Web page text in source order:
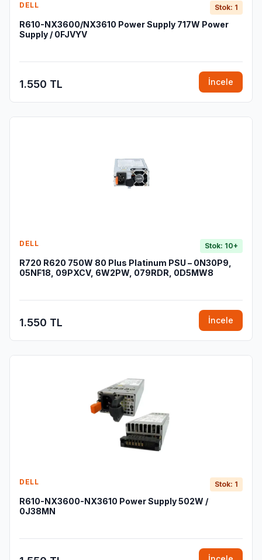
DELL Stok: 1
R610-NX3600/NX3610 Power Supply 717W Power
Supply / 0FJVYV
1.550 TL İncele
DELL Stok: 10+
R720 R620 750W 80 Plus Platinum PSU – 0N30P9,
05NF18, 09PXCV, 6W2PW, 079RDR, 0D5MW8
1.550 TL İncele
DELL Stok: 1
R610-NX3600-NX3610 Power Supply 502W /
0J38MN